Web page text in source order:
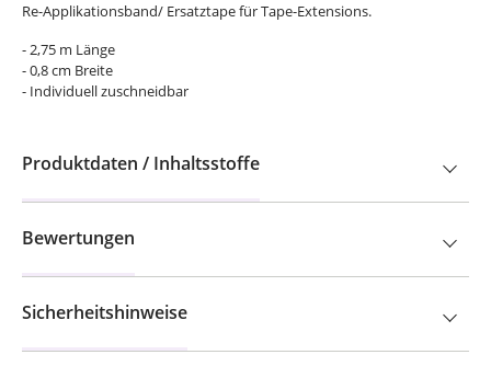
Re-Applikationsband/ Ersatztape für Tape-Extensions.
- 2,75 m Länge
- 0,8 cm Breite
- Individuell zuschneidbar
Produktdaten / Inhaltsstoffe
Bewertungen
Sicherheitshinweise